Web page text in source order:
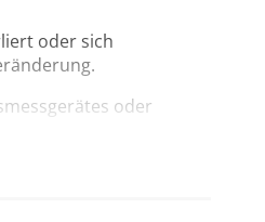
oder sich
oder